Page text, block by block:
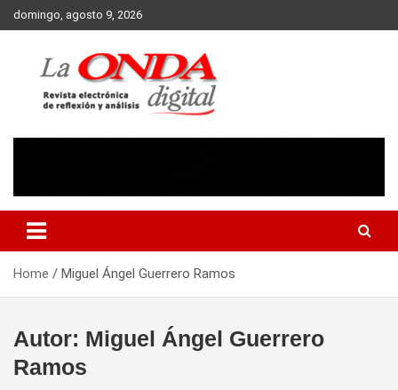
Skip
to
domingo, agosto 9, 2026
Home Miguel Ángel Guerrero Ramos
Autor: Miguel Ángel Guerrero
Ramos